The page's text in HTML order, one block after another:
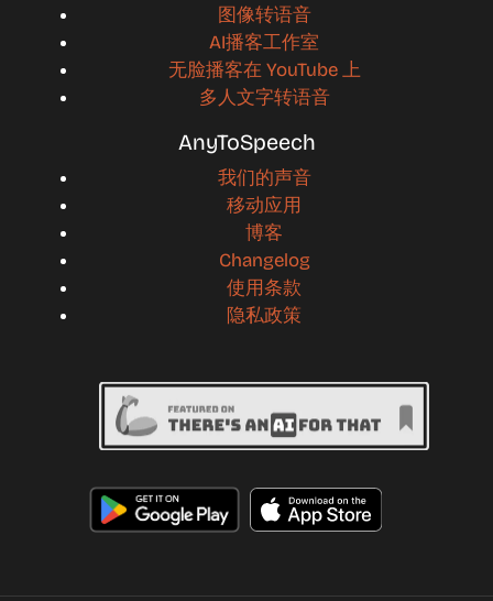
图像转语音
AI播客工作室
无脸播客在 YouTube 上
多人文字转语音
AnyToSpeech
我们的声音
移动应用
博客
Changelog
使用条款
隐私政策